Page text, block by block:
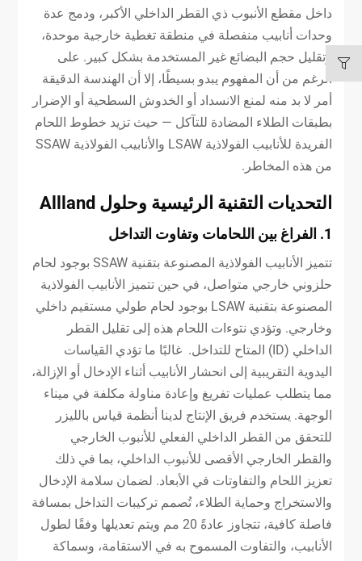
داخل مقطع الأنبوب ذي القطر الداخلي الأكبر، ودمج عدة
وحدات أنابيب منفصلة في منطقة تغطية خارجية موحدة،
وتقليل حجم البضائع غير المستخدمة بشكل كبير. على
الرغم من أن المفهوم يبدو بسيطًا، إلا أن الهندسة الدقيقة
أمر لا بد منه لمنع الانسداد أو الخدوش السطحية أو الإضرار
بطبقات الطلاء المضادة للتآكل — حيث تزيد خطوط اللحام
الفريدة للأنابيب الفولاذية LSAW والأنابيب الفولاذية SSAW
من هذه المخاطر.
التحديات التقنية الرئيسية وحلول Allland
1. الفراغ بين اللحامات وتفاوت التداخل
تتميز الأنابيب الفولاذية المصنوعة بتقنية SSAW بوجود لحام
حلزوني خارجي متواصل، في حين تتميز الأنابيب الفولاذية
المصنوعة بتقنية LSAW بوجود لحام طولي مستقيم داخلي
وخارجي. وتؤدي نتوءات اللحام هذه إلى تقليل القطر
الداخلي (ID) المتاح للتداخل. غالبًا ما تؤدي القياسات
اليدوية التقريبية إلى انحشار الأنابيب أثناء الإدخال أو الإزالة،
مما يتطلب عمليات تفريغ وإعادة مناولة مكلفة في ميناء
الوجهة. يستخدم فريق الإنتاج لدينا أنظمة قياس بالليزر
للتحقق من القطر الداخلي الفعلي للأنبوب الخارجي
والقطر الخارجي الأقصى للأنبوب الداخلي، بما في ذلك
تعزيز اللحام والتفاوتات في الأبعاد. لضمان سلامة الإدخال
والاستخراج وحماية الطلاء، تُصمم تركيبات التداخل بمسافة
فاصلة كافية، تتجاوز عادةً 20 مم ويتم تعديلها وفقًا لطول
الأنابيب، والتفاوت المسموح به في الاستقامة، وسماكة